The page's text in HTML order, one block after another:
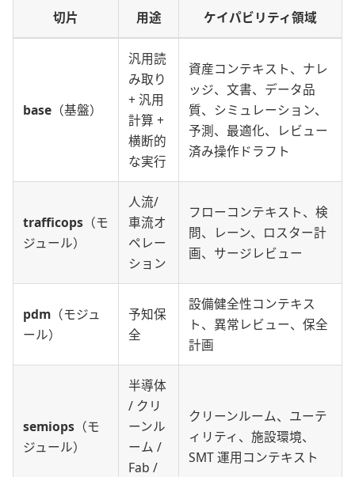
切片 用途 ケイパビリティ領域
base （基盤）
汎用読
み取り
+ 汎用
計算 +
横断的
な実行
資産コンテキスト、ナレ
ッジ、文書、データ品
質、シミュレーション、
予測、最適化、レビュー
済み操作ドラフト
trafficops （モ
ジュール）
人流/
車流オ
ペレー
ション
フローコンテキスト、検
問、レーン、ロスター計
画、サージレビュー
pdm （モジュ
ール）
予知保
全
設備健全性コンテキス
ト、異常レビュー、保全
計画
semiops （モ
ジュール）
半導体
/ クリ
ーンル
ーム /
Fab /
クリーンルーム、ユーテ
ィリティ、施設環境、
SMT 運用コンテキスト